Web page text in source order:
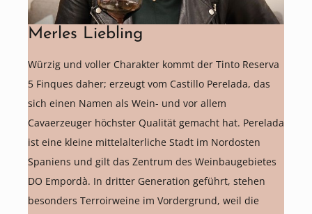
Merles Liebling
Würzig und voller Charakter kommt der Tinto Reserva
5 Finques daher; erzeugt vom Castillo Perelada, das
sich einen Namen als Wein- und vor allem
Cavaerzeuger höchster Qualität gemacht hat. Perelada
ist eine kleine mittelalterliche Stadt im Nordosten
Spaniens und gilt das Zentrum des Weinbaugebietes
DO Empordà. In dritter Generation geführt, stehen
besonders Terroirweine im Vordergrund, weil die